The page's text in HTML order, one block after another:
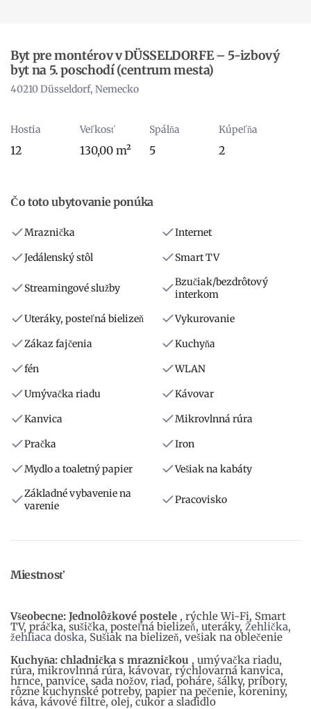
Byt pre montérov v DÜSSELDORFE – 5-izbový
byt na 5. poschodí (centrum mesta)
40210 Düsseldorf, Nemecko
Hostia
12
Veľkosť
130,00 m²
Spálňa
5
Kúpeľňa
2
Čo toto ubytovanie ponúka
Mraznička
Internet
Jedálenský stôl
Smart TV
Streamingové služby
Bzučiak/bezdrôtový
interkom
Uteráky, posteľná bielizeň
Vykurovanie
Zákaz fajčenia
Kuchyňa
fén
WLAN
Umývačka riadu
Kávovar
Kanvica
Mikrovlnná rúra
Pračka
Iron
Mydlo a toaletný papier
Vešiak na kabáty
Základné vybavenie na
varenie
Pracovisko
Miestnosť
Všeobecne: Jednolôžkové postele , rýchle Wi-Fi, Smart
TV, práčka, sušička, posteľná bielizeň, uteráky, Žehlička,
žehliaca doska, Sušiak na bielizeň, vešiak na oblečenie
Kuchyňa: chladnička s mrazničkou , umývačka riadu,
rúra, mikrovlnná rúra, kávovar, rýchlovarná kanvica,
hrnce, panvice, sada nožov, riad, poháre, šálky, príbory,
rôzne kuchynské potreby, papier na pečenie, koreniny,
káva, kávové filtre, olej, cukor a sladidlo